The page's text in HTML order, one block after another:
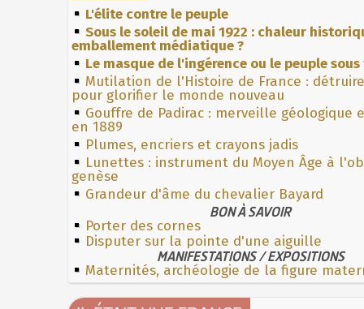
L'élite contre le peuple
Sous le soleil de mai 1922 : chaleur
emballement médiatique ?
Le masque de l'ingérence ou le peuple
Mutilation de l'Histoire de France :
pour glorifier le monde nouveau
Gouffre de Padirac : merveille géologique
en 1889
Plumes, encriers et crayons jadis
Lunettes : instrument du Moyen Âge à
genèse
Grandeur d'âme du chevalier Bayard
BON À SAVOIR
Porter des cornes
Disputer sur la pointe d'une aiguille
MANIFESTATIONS / EXPOSITIONS
Maternités, archéologie de la figure